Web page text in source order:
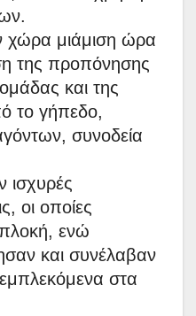
χώρα μιάμιση ώρα
της προπόνησης
και της
το γήπεδο,
συνοδεία
ισχυρές
οι οποίες
ενώ
και συνέλαβαν
στα